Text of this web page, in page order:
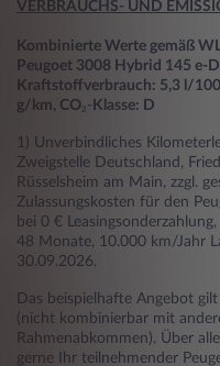
VERBRAUCHS- UND
Kombinierte Werte gemäß
Peugoet 3008 Hybrid 145 e-
Kraftstoffverbrauch: 5,3 l/
g/km, CO₂- Klasse: D
1) Unverbindliches
Zweigstelle Deutschland,
Rüsselsheim am Main, zzgl.
Zulassungskosten für den
bei 0 €
48 Monate, 10.000 km/Jahr
30.09.2026.
Das beispielhafte Angebot
(nicht kombinierbar mit
Rahmenabkommen). Über
gerne Ihr teilnehmender